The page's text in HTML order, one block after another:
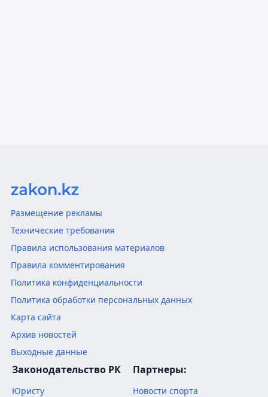
Размещение рекламы
Технические требования
Правила использования материалов
Правила комментирования
Политика конфиденциальности
Политика обработки персональных данных
Карта сайта
Архив новостей
Выходные данные
Законодательство РК
Юристу
Партнеры:
Новости спорта